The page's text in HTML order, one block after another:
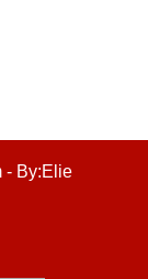
- By:Elie